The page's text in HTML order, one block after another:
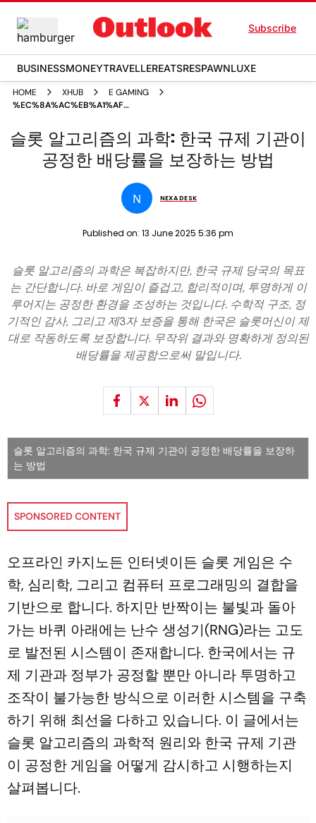
Subscribe
BUSINESSMONEYTRAVELLEREATSRESPAWNLUXE
HOME XHUB
E GAMING
%EC%8A%AC%EB%A1%AF
%EA%B3%BC%ED%95%99 %ED%95%9C%EA%B5%AD
%EA%B7%9C%EC%A0%9C
%EA%B8%B0%EA%B4%80%EC%9D%B4
%EA%B3%B5%EC%A0%95%ED%95%9C
%EB%B0%B0%EB%8B%B9%EB%A5%A0%EC%9D%84
%EB%B3%B4%EC%9E%A5%ED%95%98%EB%8A%94
%EB%B0%A9%EB%B2%95
슬롯 알고리즘의 과학: 한국 규제 기관이
공정한 배당률을 보장하는 방법
N NEXA DESK
Published on: 13 June 2025 5:36 pm
슬롯 알고리즘의 과학은 복잡하지만, 한국 규제 당국의 목표
는 간단합니다. 바로 게임이 즐겁고, 합리적이며, 투명하게 이
루어지는 공정한 환경을 조성하는 것입니다. 수학적 구조, 정
기적인 감사, 그리고 제3자 보증을 통해 한국은 슬롯머신이 제
대로 작동하도록 보장합니다. 무작위 결과와 명확하게 정의된
배당률을 제공함으로써 말입니다.
슬롯 알고리즘의 과학: 한국 규제 기관이 공정한 배당률을 보장하
는 방법
SPONSORED CONTENT
오프라인 카지노든 인터넷이든 슬롯 게임은 수
학, 심리학, 그리고 컴퓨터 프로그래밍의 결합을
기반으로 합니다. 하지만 반짝이는 불빛과 돌아
가는 바퀴 아래에는 난수 생성기(RNG)라는 고도
로 발전된 시스템이 존재합니다. 한국에서는 규
제 기관과 정부가 공정할 뿐만 아니라 투명하고
조작이 불가능한 방식으로 이러한 시스템을 구축
하기 위해 최선을 다하고 있습니다. 이 글에서는
슬롯 알고리즘의 과학적 원리와 한국 규제 기관
이 공정한 게임을 어떻게 감시하고 시행하는지
살펴봅니다.